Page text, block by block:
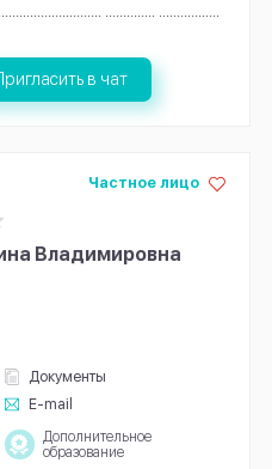
.............. .................
в чат
Владимировна
Документы
E-mail
Частное лицо
Дополнительное
образование